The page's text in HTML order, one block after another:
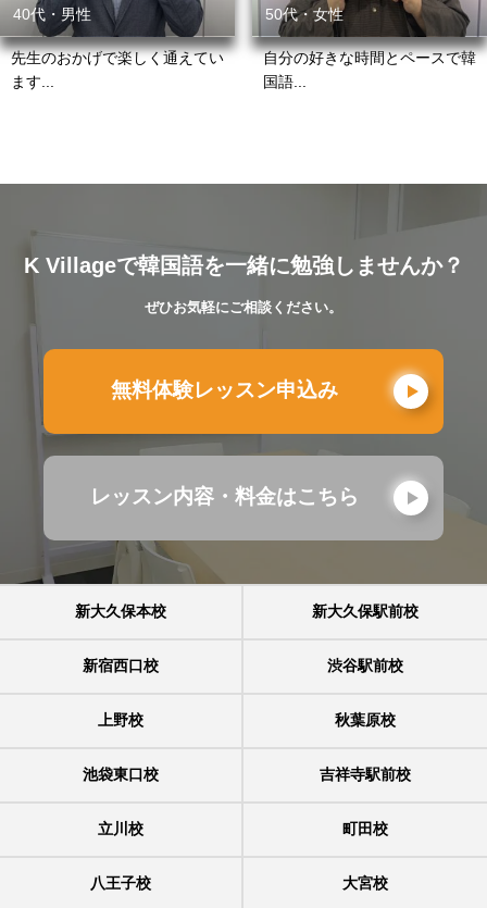
40代・男性
先生のおかげで楽しく通えてい
ます...
50代・女性
自分の好きな時間とペースで韓
国語...
K Villageで韓国語を一緒に勉強しませんか？
ぜひお気軽にご相談ください。
無料体験レッスン申込み
レッスン内容・料金はこちら
新大久保本校 新大久保駅前校
新宿西口校 渋谷駅前校
上野校 秋葉原校
池袋東口校 吉祥寺駅前校
立川校 町田校
八王子校 大宮校